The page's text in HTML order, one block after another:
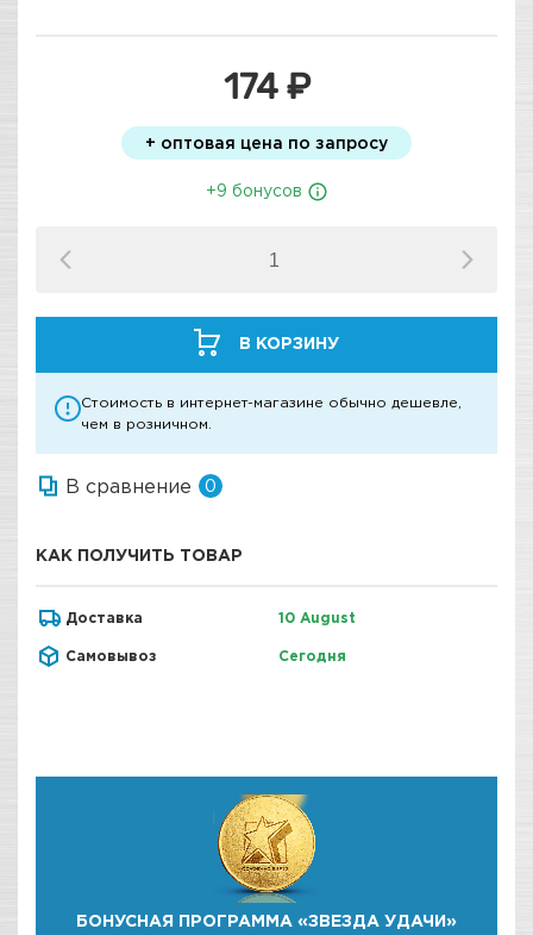
174 ₽
+ оптовая цена по запросу
+9 бонусов
В КОРЗИНУ
Стоимость в интернет-магазине обычно дешевле,
чем в розничном.
В сравнение 0
КАК ПОЛУЧИТЬ ТОВАР
Доставка 10 August
Самовывоз Сегодня
БОНУСНАЯ ПРОГРАММА «ЗВЕЗДА УДАЧИ»